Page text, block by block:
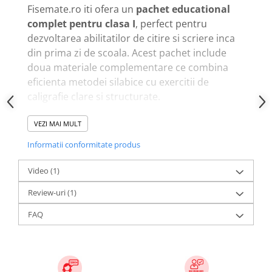
Fisemate.ro iti ofera un pachet educational
complet pentru clasa I, perfect pentru
dezvoltarea abilitatilor de citire si scriere inca
din prima zi de scoala. Acest pachet include
doua materiale complementare ce combina
eficienta metodei silabice cu exercitii de
caligrafie clare si structurate.
Ce contine pachetul?
despartite in silabe, imagini de colorat si jocuri
interactive pentru invatare activa si distractiva.
✍️Setul de 2 carti de caligrafie- cu 144 de
pagini, exercitii de trasare, formare litere si
scriere ordonata. Include linii de ghidaj si
ilustratii motivationale pentru incurajare.
Pachetul este recomandat pentru acasa,
VEZI MAI MULT
Informatii conformitate produs
Video (1)
Review-uri(1)
FAQ